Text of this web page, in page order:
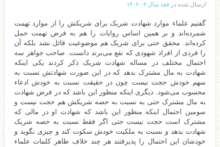
ارسال شده در فقه سال ۰۳-۱۴۰۲
گفتیم علماء موارد شهادت شریک برای شریکش را از موارد تهمت
شمرده‌اند و بر همین اساس روایات را هم به فرض تهمت حمل
کرده‌اند. محقق حتی برای شریک هم موضوعیت قائل نشد بلکه آن
را فردی از افراد شهودی که نفع می‌برند دانست. صاحب جواهر سه
احتمال مختلف در مساله شهادت شریک ذکر کردند یکی اینکه
شهادت به مال مشترک بدهد که در این صورت شهادتش نسبت به
سهم خودش حجت نیست چون در حقیقت نسبت به خودش ادعاء
محسوب می‌شود. دیگری اینکه منظور این باشد که در فرض شهادت
به مال مشترک حتی به نسبت به حصه شریکش هم حجت نیست و
سومین احتمال اینکه منظور این باشد که شهادت او در مالی که
مشترک است حجت نیست حتی اگر فقط نسبت به حصه شریک
شهادت بدهد و نسبت به ملکیت خودش سکوت کند و چیزی نگوید و
خودشان این احتمال را پذیرفتند هر چند خلاف ظاهر کلمات علماء